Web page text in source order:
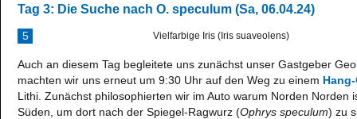
Tag 3: Die Suche nach O. speculum (Sa, 06.04.24)
5 Vielfarbige Iris (Iris suaveolens)
Auch an diesem Tag begleitete uns zunächst unser Gastgeber
machten wir uns erneut um 9:30 Uhr auf den Weg zu einem
Lithi. Zunächst philosophierten wir im Auto warum Norden Norden
Süden, um dort nach der Spiegel-Ragwurz (Ophrys speculum) zu